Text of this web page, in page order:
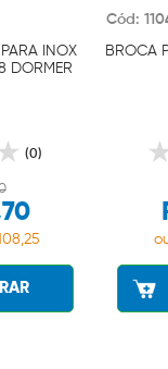
INOX
DORMER
(0)
Cód:
BROCA